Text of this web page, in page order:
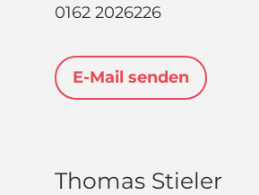
0162 2026226
E-Mail senden
Thomas Stieler